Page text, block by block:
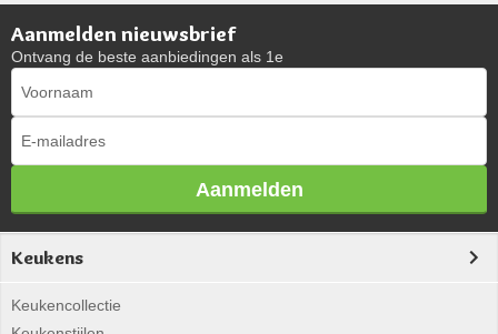
Aanmelden nieuwsbrief
Ontvang de beste aanbiedingen als 1e
Aanmelden
Keukens
Keukencollectie